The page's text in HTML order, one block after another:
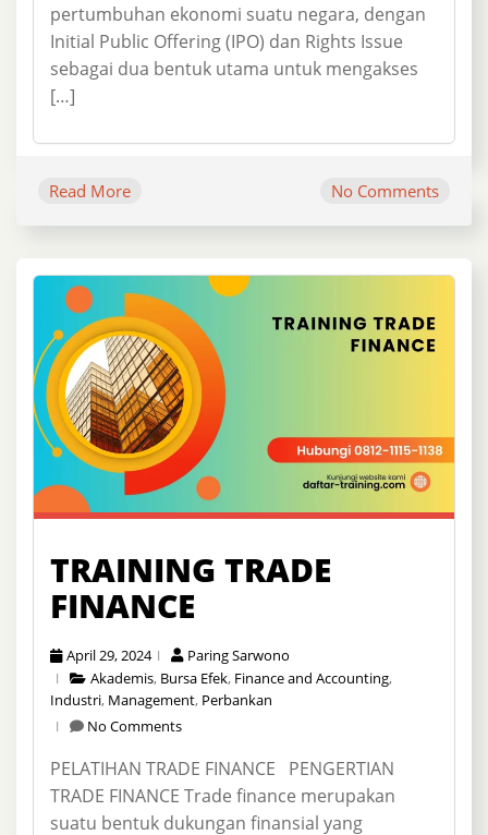
pertumbuhan ekonomi suatu negara, dengan
Initial Public Offering (IPO) dan Rights Issue
sebagai dua bentuk utama untuk mengakses
[…]
Read More No Comments
TRAINING TRADE
FINANCE
April 29, 2024
Paring Sarwono
Akademis, Bursa Efek, Finance and Accounting,
Industri, Management, Perbankan
No Comments
PELATIHAN TRADE FINANCE PENGERTIAN
TRADE FINANCE Trade finance merupakan
suatu bentuk dukungan finansial yang